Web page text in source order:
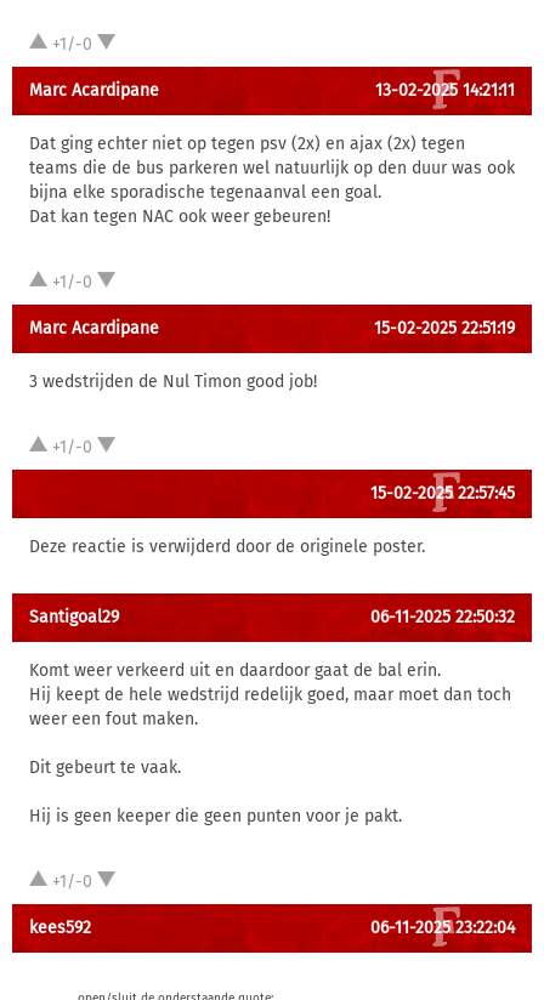
+1/-0
Marc Acardipane 13-02-2025 14:21:11
Dat ging echter niet op tegen psv (2x) en ajax (2x) tegen
teams die de bus parkeren wel natuurlijk op den duur was ook
bijna elke sporadische tegenaanval een goal.
Dat kan tegen NAC ook weer gebeuren!
+1/-0
Marc Acardipane 15-02-2025 22:51:19
3 wedstrijden de Nul Timon good job!
+1/-0
15-02-2025 22:57:45
Deze reactie is verwijderd door de originele poster.
Santigoal29 06-11-2025 22:50:32
Komt weer verkeerd uit en daardoor gaat de bal erin.
Hij keept de hele wedstrijd redelijk goed, maar moet dan toch
weer een fout maken.
Dit gebeurt te vaak.
Hij is geen keeper die geen punten voor je pakt.
+1/-0
kees592 06-11-2025 23:22:04